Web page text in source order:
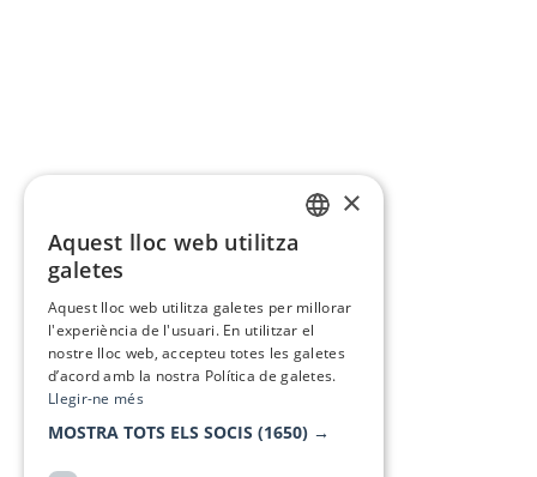
×
Aquest lloc web utilitza
galetes
Aquest lloc web utilitza galetes per millorar
l'experiència de l'usuari. En utilitzar el
nostre lloc web, accepteu totes les galetes
d’acord amb la nostra Política de galetes.
Llegir-ne més
MOSTRA TOTS ELS SOCIS (1650) →